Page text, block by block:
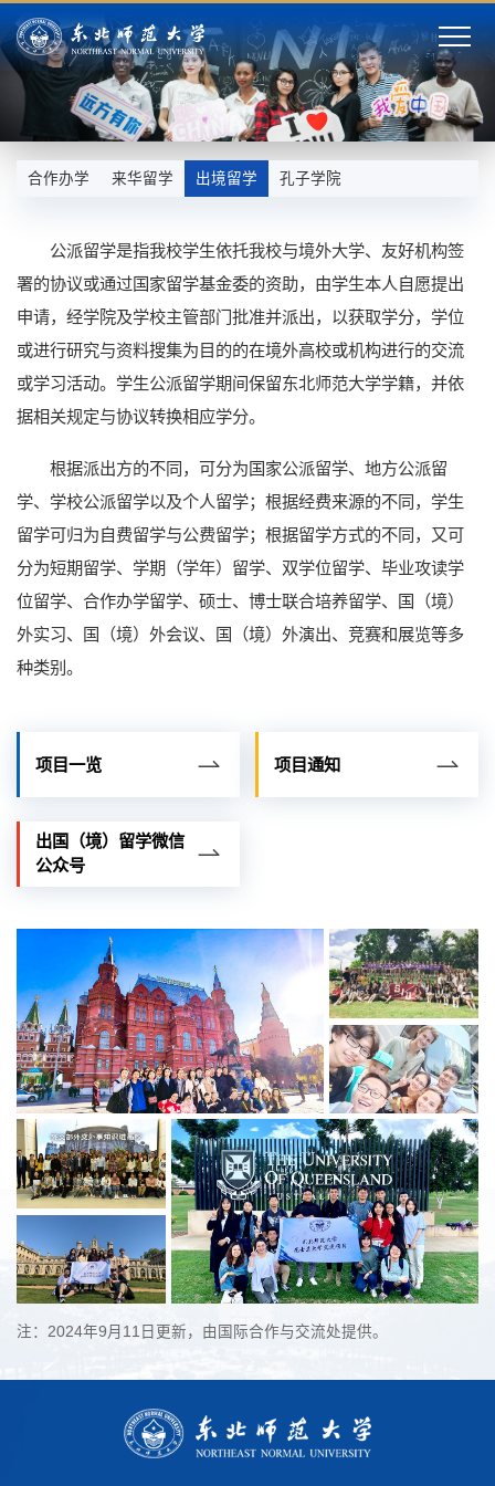
合作办学 来华留学 出境留学 孔子学院
公派留学是指我校学生依托我校与境外大学、友好机构签
署的协议或通过国家留学基金委的资助，由学生本人自愿提出
申请，经学院及学校主管部门批准并派出，以获取学分，学位
或进行研究与资料搜集为目的的在境外高校或机构进行的交流
或学习活动。学生公派留学期间保留东北师范大学学籍，并依
据相关规定与协议转换相应学分。
根据派出方的不同，可分为国家公派留学、地方公派留
学、学校公派留学以及个人留学；根据经费来源的不同，学生
留学可归为自费留学与公费留学；根据留学方式的不同，又可
分为短期留学、学期（学年）留学、双学位留学、毕业攻读学
位留学、合作办学留学、硕士、博士联合培养留学、国（境）
外实习、国（境）外会议、国（境）外演出、竞赛和展览等多
种类别。
项目一览 项目通知
出国（境）留学微信
公众号
注：2024年9月11日更新，由国际合作与交流处提供。